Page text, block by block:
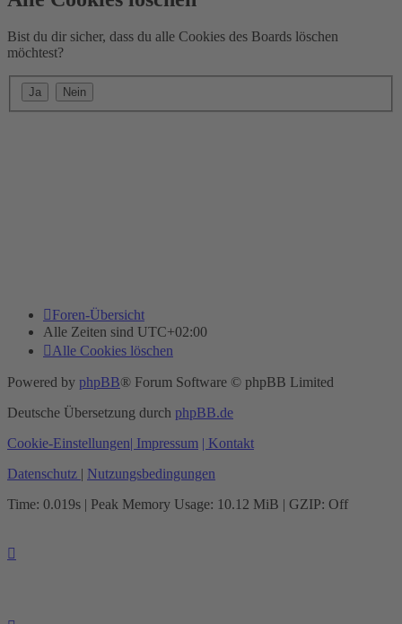
Bist du dir sicher, dass du alle Cookies des Boards löschen
möchtest?
Foren-Übersicht
Alle Zeiten sind UTC+02:00
Alle Cookies löschen
Powered by phpBB® Forum Software © phpBB Limited
Deutsche Übersetzung durch phpBB.de
Cookie-Einstellungen| Impressum | Kontakt
Datenschutz | Nutzungsbedingungen
Time: 0.019s | Peak Memory Usage: 10.12 MiB | GZIP: Off